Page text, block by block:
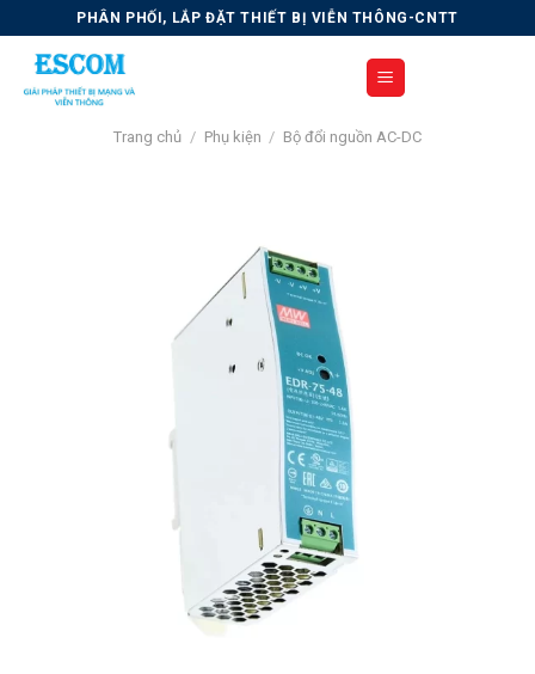
to
content
PHÂN PHỐI, LẮP ĐẶT THIẾT BỊ VIỄN THÔNG-CNTT
Trang chủ / Phụ kiện / Bộ đổi nguồn AC-DC